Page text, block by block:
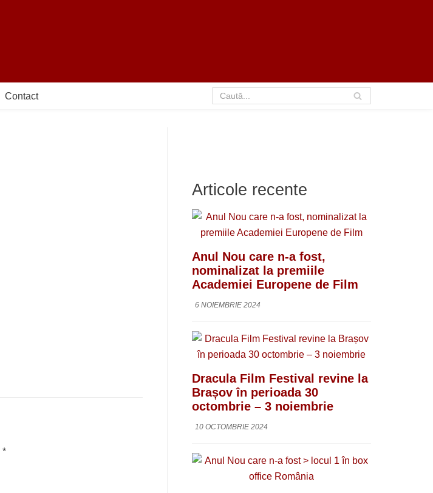
Contact
*
Articole recente
Anul Nou care n-a fost,
nominalizat la premiile
Academiei Europene de Film
6 NOIEMBRIE 2024
Dracula Film Festival revine la
Brașov în perioada 30
octombrie – 3 noiembrie
10 OCTOMBRIE 2024